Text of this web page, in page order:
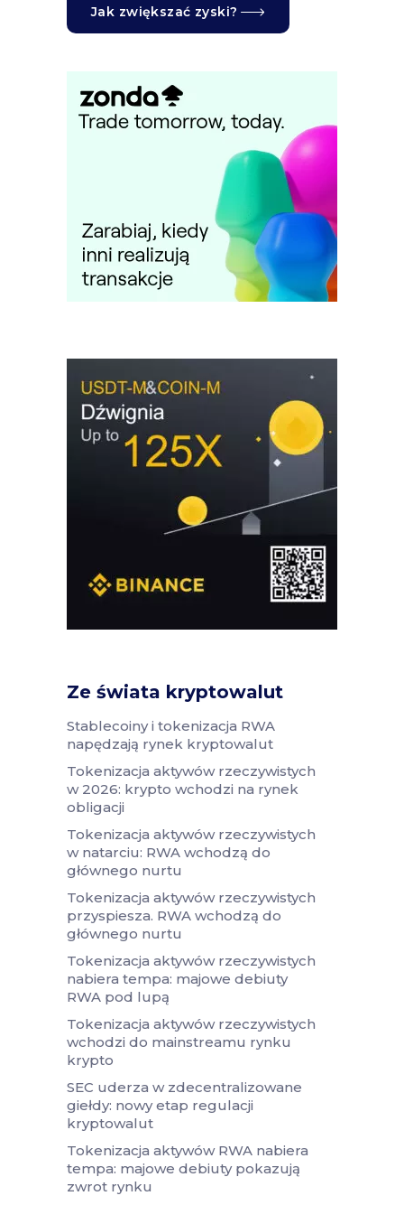
Jak zwiększać zyski?
Ze świata kryptowalut
Stablecoiny i tokenizacja RWA
napędzają rynek kryptowalut
Tokenizacja aktywów rzeczywistych
w 2026: krypto wchodzi na rynek
obligacji
Tokenizacja aktywów rzeczywistych
w natarciu: RWA wchodzą do
głównego nurtu
Tokenizacja aktywów rzeczywistych
przyspiesza. RWA wchodzą do
głównego nurtu
Tokenizacja aktywów rzeczywistych
nabiera tempa: majowe debiuty
RWA pod lupą
Tokenizacja aktywów rzeczywistych
wchodzi do mainstreamu rynku
krypto
SEC uderza w zdecentralizowane
giełdy: nowy etap regulacji
kryptowalut
Tokenizacja aktywów RWA nabiera
tempa: majowe debiuty pokazują
zwrot rynku